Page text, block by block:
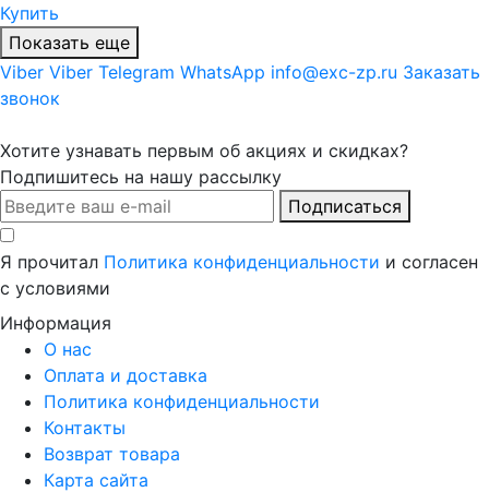
Купить
Показать еще
Viber Viber Telegram WhatsApp info@exc-zp.ru Заказать
звонок
Хотите узнавать первым об акциях и скидках?
Подпишитесь на нашу рассылку
Подписаться
Я прочитал Политика конфиденциальности и согласен
с условиями
Информация
О нас
Оплата и доставка
Политика конфиденциальности
Контакты
Возврат товара
Карта сайта